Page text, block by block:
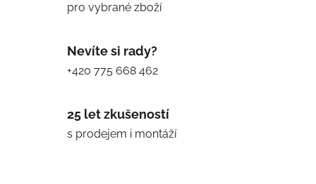
pro vybrané zboží
Nevíte si rady?
+420 775 668 462
25 let zkušeností
s prodejem i montáží